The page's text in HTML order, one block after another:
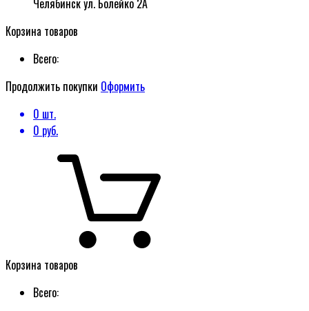
Челябинск ул. Болейко 2А
Корзина товаров
Всего:
Продолжить покупки Оформить
0 шт.
0 руб.
Корзина товаров
Всего: